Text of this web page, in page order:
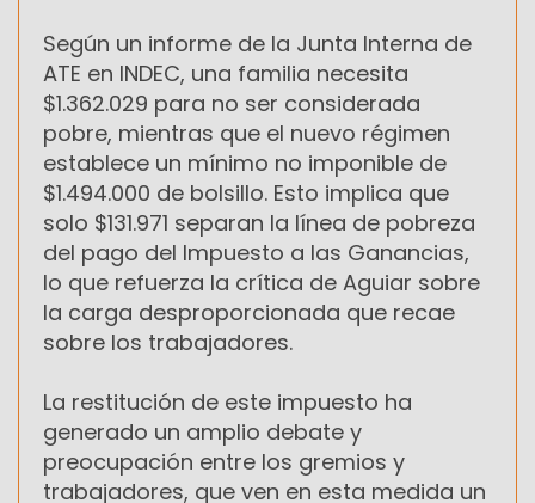
Según un informe de la Junta Interna de
ATE en INDEC, una familia necesita
$1.362.029 para no ser considerada
pobre, mientras que el nuevo régimen
establece un mínimo no imponible de
$1.494.000 de bolsillo. Esto implica que
solo $131.971 separan la línea de pobreza
del pago del Impuesto a las Ganancias,
lo que refuerza la crítica de Aguiar sobre
la carga desproporcionada que recae
sobre los trabajadores.
La restitución de este impuesto ha
generado un amplio debate y
preocupación entre los gremios y
trabajadores, que ven en esta medida un